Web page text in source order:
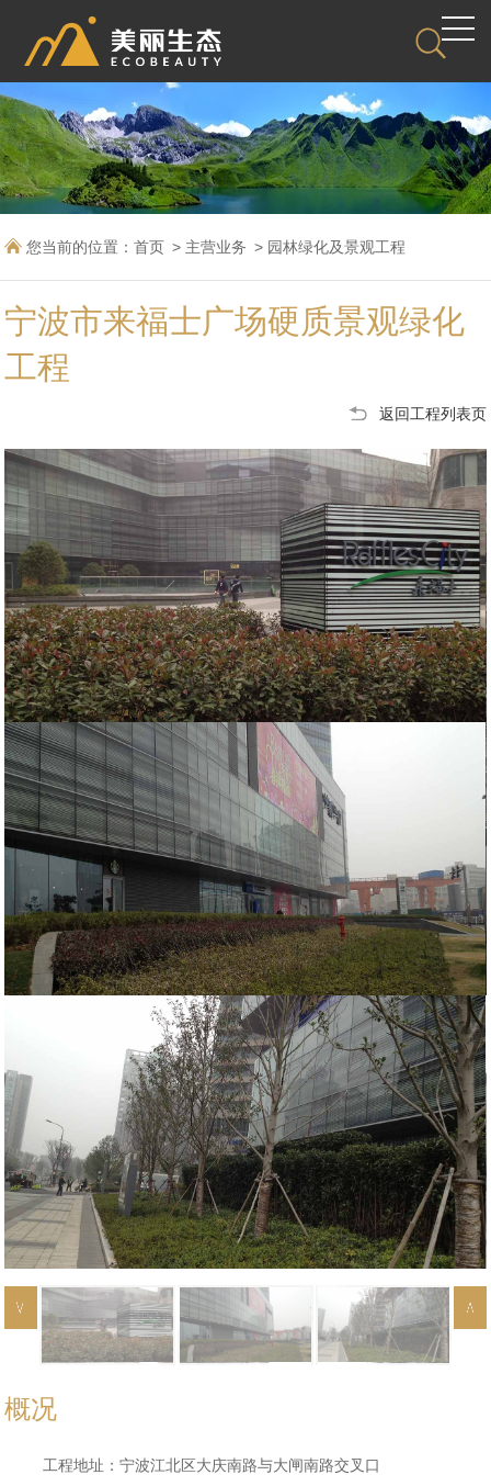
您当前的位置：首页 主营业务 园林绿化及景观工程
宁波市来福士广场硬质景观绿化
工程
返回工程列表页
概况
工程地址：宁波江北区大庆南路与大闸南路交叉口